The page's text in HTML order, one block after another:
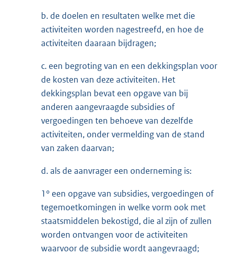
b. de doelen en resultaten welke met die
activiteiten worden nagestreefd, en hoe de
activiteiten daaraan bijdragen;
c. een begroting van en een dekkingsplan voor
de kosten van deze activiteiten. Het
dekkingsplan bevat een opgave van bij
anderen aangevraagde subsidies of
vergoedingen ten behoeve van dezelfde
activiteiten, onder vermelding van de stand
van zaken daarvan;
d. als de aanvrager een onderneming is:
1° een opgave van subsidies, vergoedingen of
tegemoetkomingen in welke vorm ook met
staatsmiddelen bekostigd, die al zijn of zullen
worden ontvangen voor de activiteiten
waarvoor de subsidie wordt aangevraagd;